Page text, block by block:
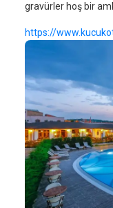
gravürler hoş bir
https://